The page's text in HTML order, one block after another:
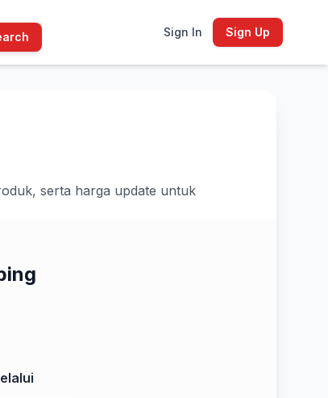
Sign In Sign Up
serta harga update untuk